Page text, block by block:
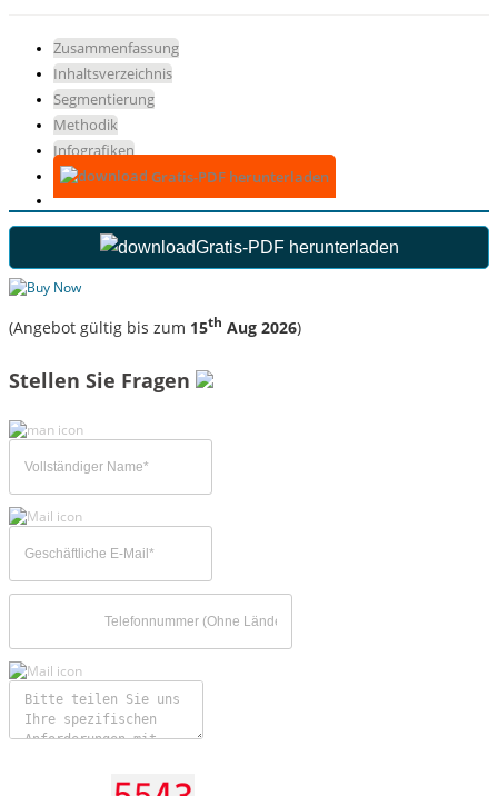
Zusammenfassung
Inhaltsverzeichnis
Segmentierung
Methodik
Infografiken
Gratis-PDF herunterladen
Gratis-PDF herunterladen
(Angebot gültig bis zum 15th Aug 2026)
Stellen Sie Fragen